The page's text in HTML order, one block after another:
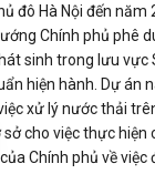
đô Hà Nội đến năm
Chính phủ phê
sinh trong lưu vực
hiện hành. Dự án
xử lý nước thải
cho việc thực hiện
Chính phủ về việc